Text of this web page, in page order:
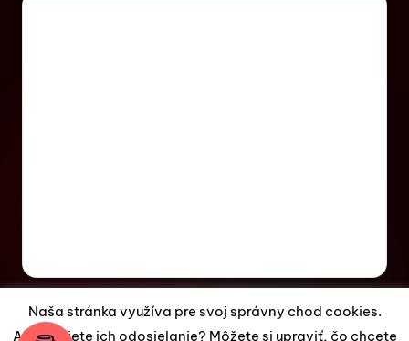
Naša stránka využíva pre svoj správny chod cookies.
Akceptujete ich odosielanie? Môžete si upraviť, čo chcete